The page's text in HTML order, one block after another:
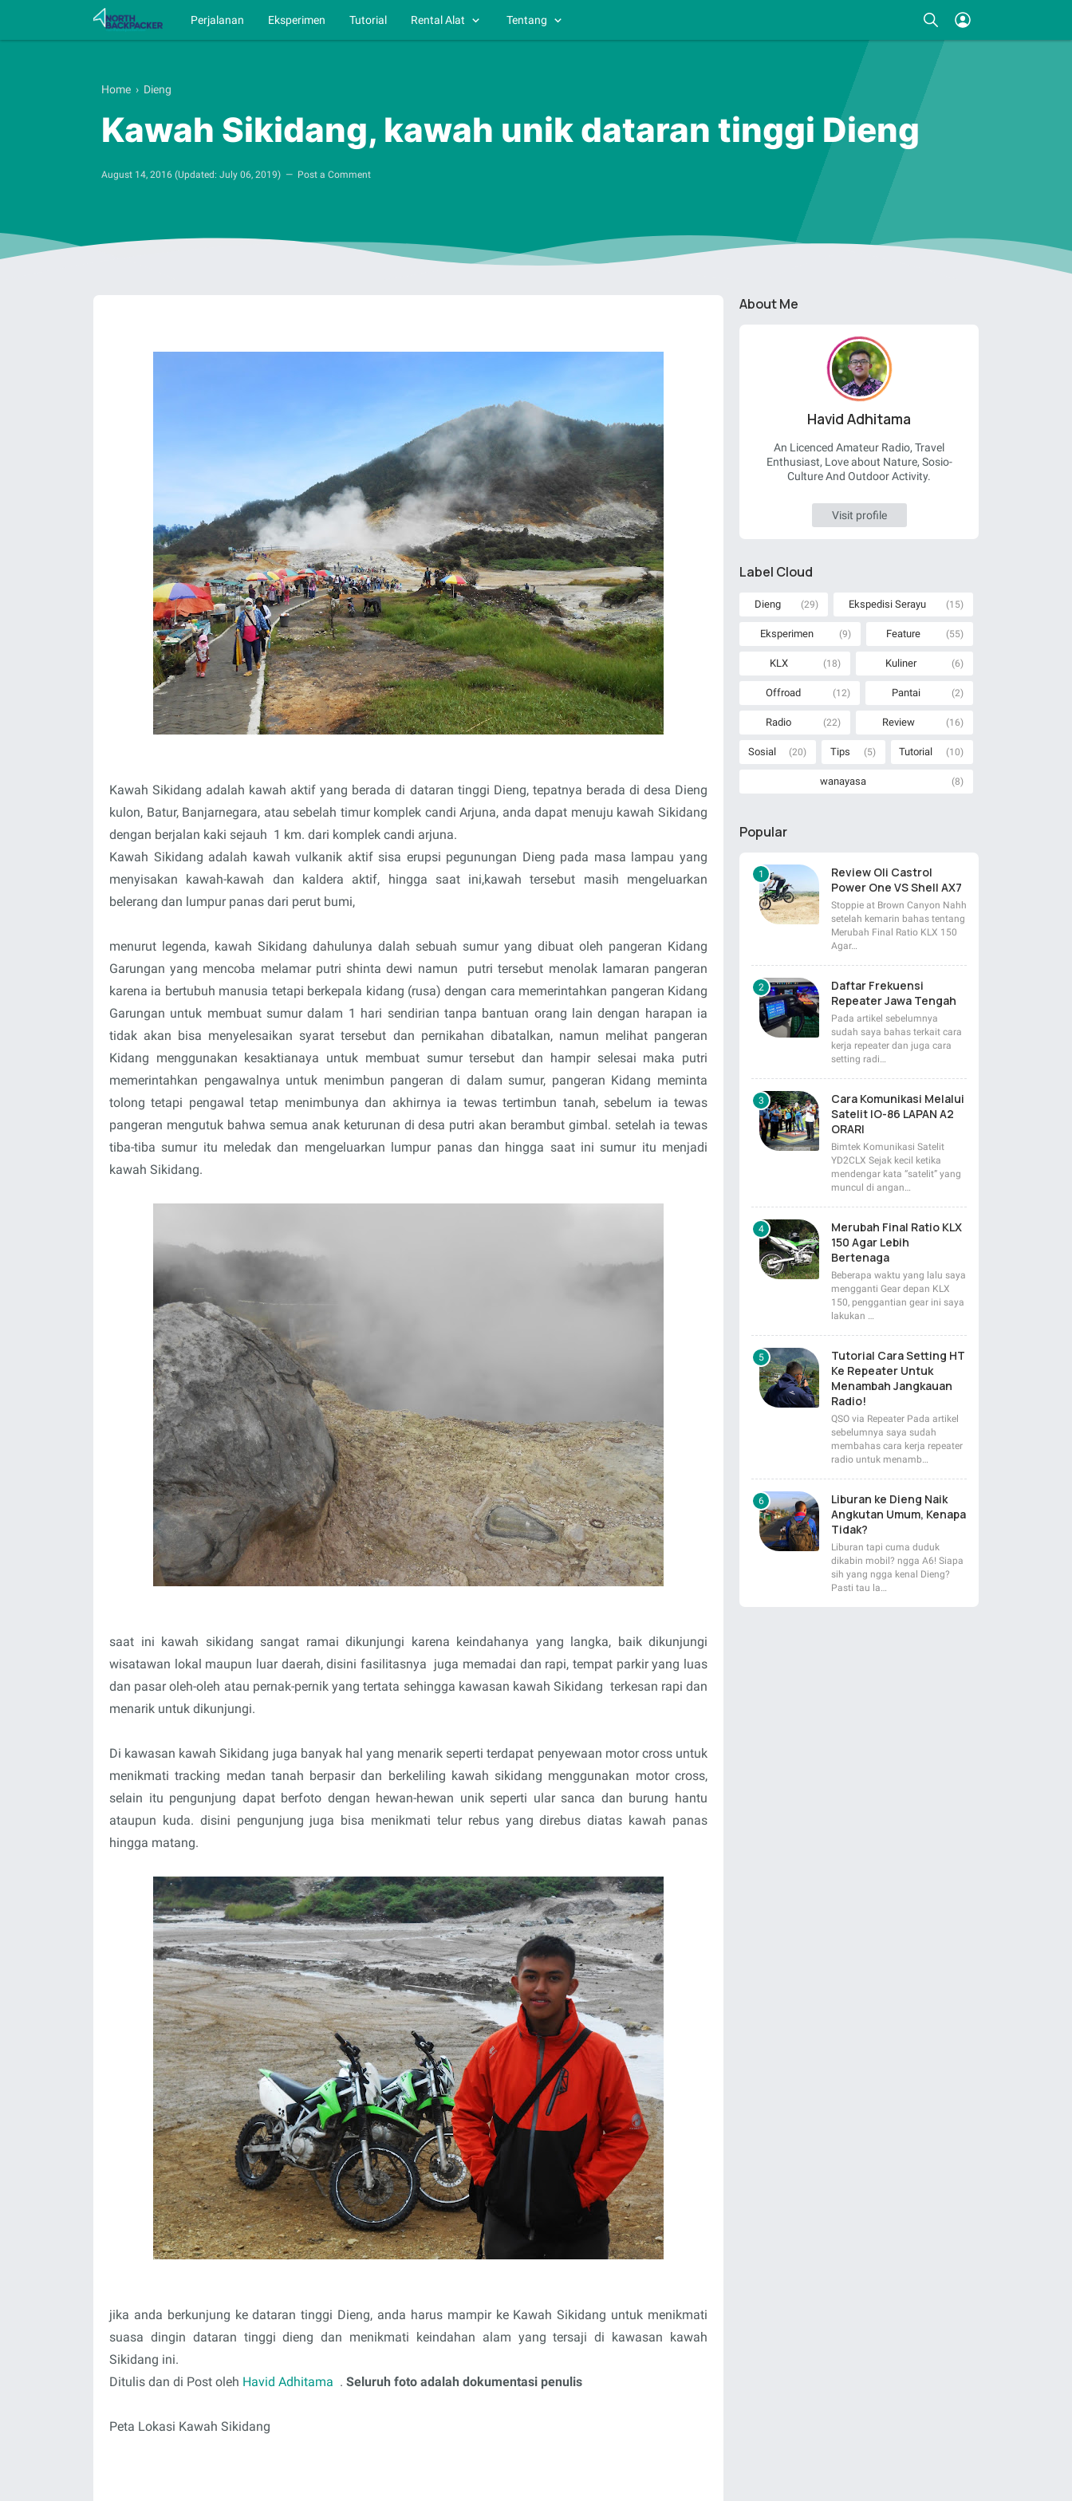
Perjalanan Eksperimen Tutorial Rental Alat Tentang
Home › Dieng
Kawah Sikidang, kawah unik dataran tinggi Dieng
August 14, 2016 (Updated: July 06, 2019) Post a Comment
Kawah Sikidang adalah kawah aktif yang berada di dataran tinggi Dieng, tepatnya berada di desa Dieng
kulon, Batur, Banjarnegara, atau sebelah timur komplek candi Arjuna, anda dapat menuju kawah Sikidang
dengan berjalan kaki sejauh 1 km. dari komplek candi arjuna.
Kawah Sikidang adalah kawah vulkanik aktif sisa erupsi pegunungan Dieng pada masa lampau yang
menyisakan kawah-kawah dan kaldera aktif, hingga saat ini,kawah tersebut masih mengeluarkan
belerang dan lumpur panas dari perut bumi,
menurut legenda, kawah Sikidang dahulunya dalah sebuah sumur yang dibuat oleh pangeran Kidang
Garungan yang mencoba melamar putri shinta dewi namun putri tersebut menolak lamaran pangeran
karena ia bertubuh manusia tetapi berkepala kidang (rusa) dengan cara memerintahkan pangeran Kidang
Garungan untuk membuat sumur dalam 1 hari sendirian tanpa bantuan orang lain dengan harapan ia
tidak akan bisa menyelesaikan syarat tersebut dan pernikahan dibatalkan, namun melihat pangeran
Kidang menggunakan kesaktianaya untuk membuat sumur tersebut dan hampir selesai maka putri
memerintahkan pengawalnya untuk menimbun pangeran di dalam sumur, pangeran Kidang meminta
tolong tetapi pengawal tetap menimbunya dan akhirnya ia tewas tertimbun tanah, sebelum ia tewas
pangeran mengutuk bahwa semua anak keturunan di desa putri akan berambut gimbal. setelah ia tewas
tiba-tiba sumur itu meledak dan mengeluarkan lumpur panas dan hingga saat ini sumur itu menjadi
kawah Sikidang.
saat ini kawah sikidang sangat ramai dikunjungi karena keindahanya yang langka, baik dikunjungi
wisatawan lokal maupun luar daerah, disini fasilitasnya juga memadai dan rapi, tempat parkir yang luas
dan pasar oleh-oleh atau pernak-pernik yang tertata sehingga kawasan kawah Sikidang terkesan rapi dan
menarik untuk dikunjungi.
Di kawasan kawah Sikidang juga banyak hal yang menarik seperti terdapat penyewaan motor cross untuk
menikmati tracking medan tanah berpasir dan berkeliling kawah sikidang menggunakan motor cross,
selain itu pengunjung dapat berfoto dengan hewan-hewan unik seperti ular sanca dan burung hantu
ataupun kuda. disini pengunjung juga bisa menikmati telur rebus yang direbus diatas kawah panas
hingga matang.
jika anda berkunjung ke dataran tinggi Dieng, anda harus mampir ke Kawah Sikidang untuk menikmati
suasa dingin dataran tinggi dieng dan menikmati keindahan alam yang tersaji di kawasan kawah
Sikidang ini.
Ditulis dan di Post oleh Havid Adhitama . Seluruh foto adalah dokumentasi penulis
Peta Lokasi Kawah Sikidang
About Me
Havid Adhitama
An Licenced Amateur Radio, Travel
Enthusiast, Love about Nature, Sosio-
Culture And Outdoor Activity.
Visit profile
Label Cloud
Dieng (29) Ekspedisi Serayu (15)
Eksperimen (9) Feature (55)
KLX (18) Kuliner (6)
Offroad (12) Pantai (2)
Radio (22) Review (16)
Sosial (20) Tips (5) Tutorial (10)
wanayasa (8)
Popular
Review Oli Castrol
Power One VS Shell AX7
Stoppie at Brown Canyon Nahh
setelah kemarin bahas tentang
Merubah Final Ratio KLX 150
Agar…
Daftar Frekuensi
Repeater Jawa Tengah
Pada artikel sebelumnya
sudah saya bahas terkait cara
kerja repeater dan juga cara
setting radi…
Cara Komunikasi Melalui
Satelit IO-86 LAPAN A2
ORARI
Bimtek Komunikasi Satelit
YD2CLX Sejak kecil ketika
mendengar kata “satelit” yang
muncul di angan…
Merubah Final Ratio KLX
150 Agar Lebih
Bertenaga
Beberapa waktu yang lalu saya
mengganti Gear depan KLX
150, penggantian gear ini saya
lakukan …
Tutorial Cara Setting HT
Ke Repeater Untuk
Menambah Jangkauan
Radio!
QSO via Repeater Pada artikel
sebelumnya saya sudah
membahas cara kerja repeater
radio untuk menamb…
Liburan ke Dieng Naik
Angkutan Umum, Kenapa
Tidak?
Liburan tapi cuma duduk
dikabin mobil? ngga A6! Siapa
sih yang ngga kenal Dieng?
Pasti tau la…